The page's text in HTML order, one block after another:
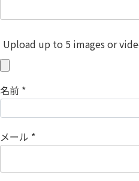
Upload up to 5 images or
名前 *
メール *